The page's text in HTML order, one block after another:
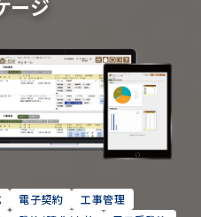
ージ
電子契約
工事管理